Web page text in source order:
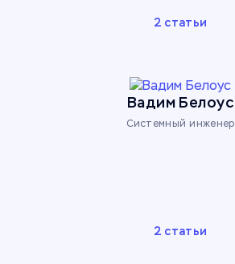
2 статьи
Вадим Белоус
Системный инженер
2 статьи